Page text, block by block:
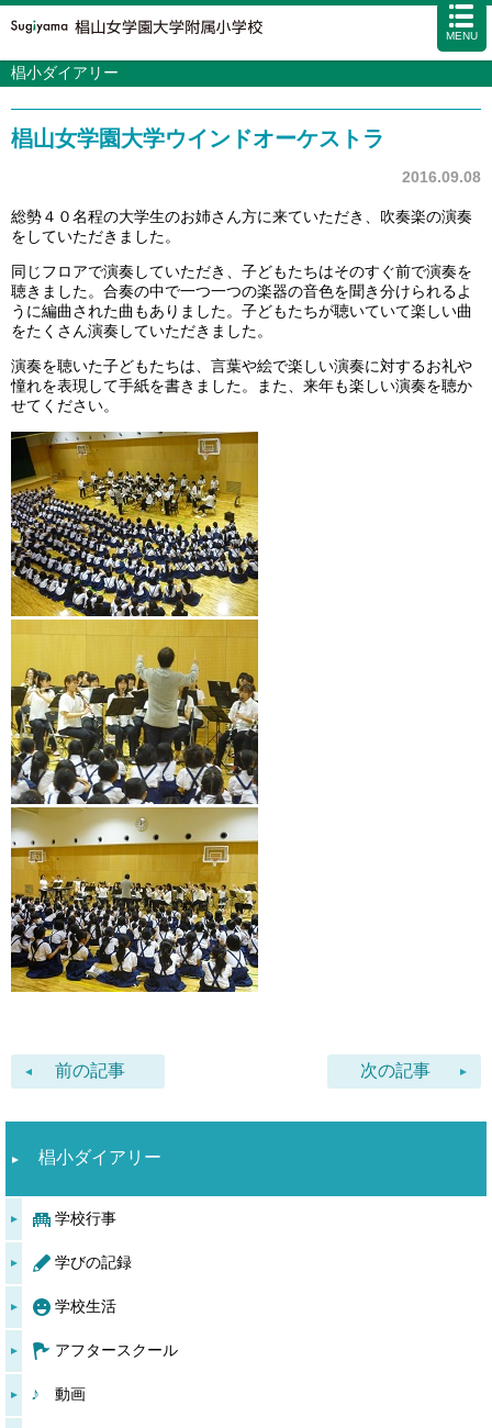
MENU
学校案内 カリキュラム
入試情報 学校生活
椙小ダイアリー
椙山女学園大学ウインドオーケストラ
2016.09.08
総勢４０名程の大学生のお姉さん方に来ていただき、吹奏楽の演奏
をしていただきました。
同じフロアで演奏していただき、子どもたちはそのすぐ前で演奏を
聴きました。合奏の中で一つ一つの楽器の音色を聞き分けられるよ
うに編曲された曲もありました。子どもたちが聴いていて楽しい曲
をたくさん演奏していただきました。
演奏を聴いた子どもたちは、言葉や絵で楽しい演奏に対するお礼や
憧れを表現して手紙を書きました。また、来年も楽しい演奏を聴か
せてください。
前の記事 次の記事
椙小ダイアリー
学校行事
学びの記録
学校生活
アフタースクール
動画